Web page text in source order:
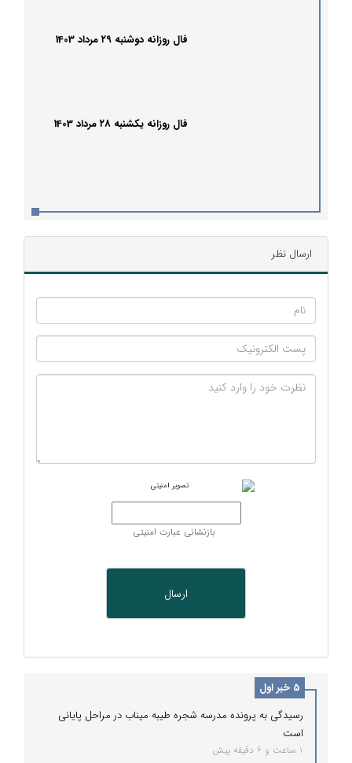
فال روزانه دوشنبه ۲۹ مرداد 1403
فال روزانه یکشنبه ۲8 مرداد 1403
ارسال نظر
بازنشانی عبارت امنیتی
5 خبر اول
رسیدگی به پرونده مدرسه شجره طیبه میناب در مراحل پایانی
است
1 ساعت و 6 دقیقه پیش